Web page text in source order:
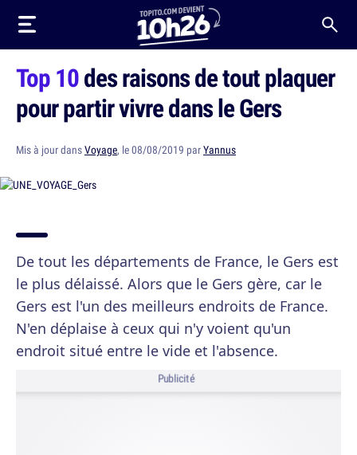
Top 10des raisons de tout plaquer
pour partir vivre dans le Gers
Mis à jour dansVoyage, le 08/08/2019 parYannus
De tout les départements de France, le Gers est
le plus délaissé. Alors que le Gers gère, car le
Gers est l'un des meilleurs endroits de France.
N'en déplaise à ceux qui n'y voient qu'un
endroit situé entre le vide et l'absence.
Publicité